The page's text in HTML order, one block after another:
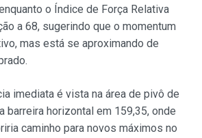
o Índice de Força Relativa
a 68, sugerindo que o momentum
mas está se aproximando de
imediata é vista na área de pivô de
barreira horizontal em 159,35, onde
caminho para novos máximos no